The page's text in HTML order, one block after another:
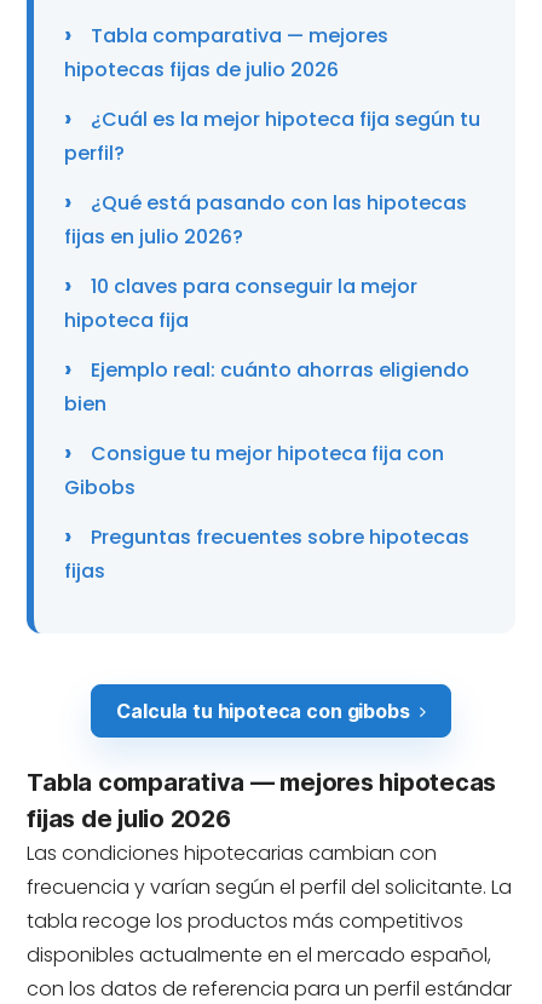
Tabla comparativa — mejores
hipotecas fijas de julio 2026
¿Cuál es la mejor hipoteca fija según tu
perfil?
¿Qué está pasando con las hipotecas
fijas en julio 2026?
10 claves para conseguir la mejor
hipoteca fija
Ejemplo real: cuánto ahorras eligiendo
bien
Consigue tu mejor hipoteca fija con
Gibobs
Preguntas frecuentes sobre hipotecas
fijas
Calcula tu hipoteca con gibobs
Tabla comparativa — mejores hipotecas
fijas de julio 2026
Las condiciones hipotecarias cambian con
frecuencia y varían según el perfil del solicitante. La
tabla recoge los productos más competitivos
disponibles actualmente en el mercado español,
con los datos de referencia para un perfil estándar